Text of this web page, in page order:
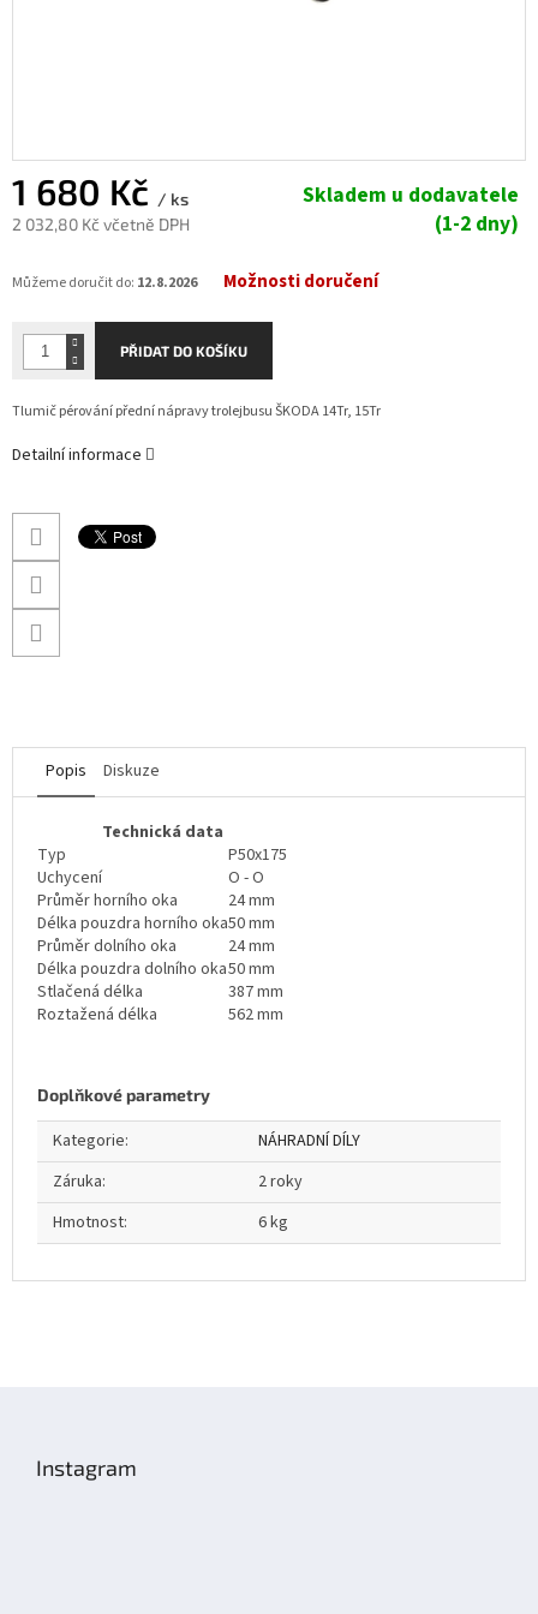
1 680 Kč / ks
2 032,80 Kč včetně DPH
cena:
Skladem u dodavatele
(1-2 dny)
Můžeme doručit do: 12.8.2026 Možnosti doručení
PŘIDAT DO KOŠÍKU
Tlumič pérování přední nápravy trolejbusu ŠKODA 14Tr, 15Tr
Detailní informace
Popis Diskuze
Technická data
Typ
P50x175
Uchycení
O - O
Průměr horního oka
24 mm
Délka pouzdra horního oka50 mm
Průměr dolního oka
24 mm
Délka pouzdra dolního oka50 mm
Stlačená délka
387 mm
Roztažená délka
562 mm
Doplňkové parametry
Kategorie:
NÁHRADNÍ DÍLY
Záruka:
2 roky
Hmotnost: 6 kg
Instagram